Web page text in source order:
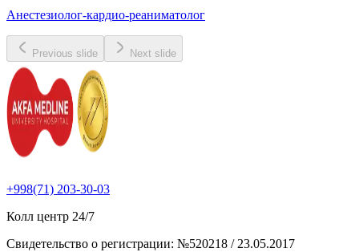
Анестезиолог-кардио-реаниматолог
Previous slide Next slide
+998(71) 203-30-03
Колл центр 24/7
Свидетельство о регистрации: №520218 / 23.05.2017